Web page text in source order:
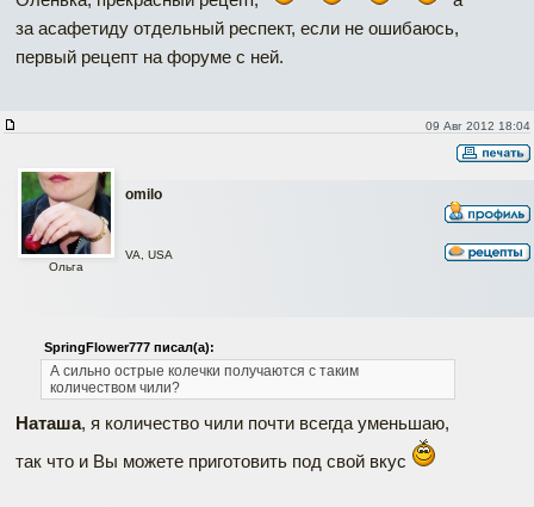
за асафетиду отдельный респект, если не ошибаюсь,
первый рецепт на форуме с ней.
09 Авг 2012 18:04
omilo
Ольга
VA, USA
SpringFlower777 писал(а):
А сильно острые колечки получаются с таким
количеством чили?
Наташа, я количество чили почти всегда уменьшаю,
так что и Вы можете приготовить под свой вкус